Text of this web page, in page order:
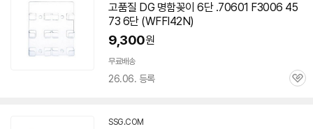
고품질 DG 명함꽂이 6단 .70601 F3006 45
73 6단 (WFFI42N)
9,300원
무료배송
26.06. 등록
관
SSG.COM